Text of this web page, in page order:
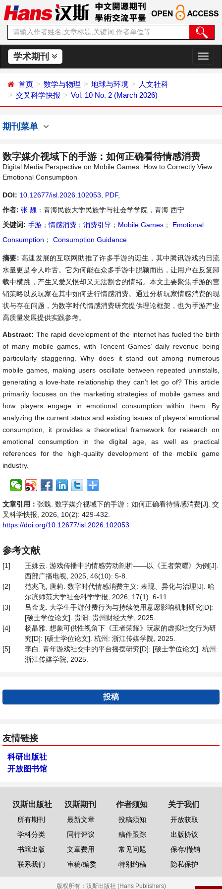
学术期刊
切
换
首页 数学与物理 地球与环境
人文社科
交叉科学快报
Vol. 10 No. 2 (March 2026)
期刊菜单
数字媒介视域下的手游：如何正确看待情感消费
Digital Media Perspective on Mobile Games: How to Correctly View
Emotional Consumption
DOI: 10.12677/isl.2026.102053 PDF,
作者: 张 魏 ：青海民族大学民族学与社会学学院，青海 西宁
关键词: 手游 ；情感消费 ； 消费引导 ； Mobile Games ；
Emotional
Consumption ； Consumption Guidance
摘要: 高速发展的互联网助推了许多手游的诞生，其中腾讯游戏的日流
水量更是令人咋舌。它为何能在众多手游中脱颖而出，让用户在反复卸
载中横跳，产生又爱又恨却又无法割舍的情绪。本文主要聚焦手游的营
销策略以及玩家在其中如何进行情感消费。通过分析玩家情感消费的现
状与存在问题，为数字时代情感消费研究提供理论框架，也为手游产业
高质量发展提供实践参考。
Abstract: The rapid development of the internet has fueled the birth
of many mobile games, with Tencent Games’ daily revenue being
particularly staggering. Why does it stand out among numerous
mobile games, making users oscillate between repeated uninstalls,
generating a love-hate relationship they can’t let go of? This article
primarily focuses on the marketing strategies of mobile games and
how players engage in emotional consumption within them. By
analyzing the current status and existing issues of players’ emotional
consumption, it provides a theoretical framework for research on
emotional consumption in the digital age, as well as practical
references for the high-quality development of the mobile game
industry.
文章引用： 张魏. 数字媒介视域下的手游：如何正确看待情感消费[J]. 交
叉科学快报, 2026, 10(2): 429-432.
https://doi.org/10.12677/isl.2026.102053
参考文献
[1]
王姝云. 游戏传播中的情感劳动剖析——以《王者荣耀》为例[J].
西部广播电视, 2025, 46(10): 5-8.
[2]
范兆飞, 唐莉. 数字时代情感消费主义: 表现、异化与治理[J]. 哈
尔滨师范大学社会科学学报, 2026, 17(1): 6-11.
[3]
吕金龙. 大学生手游付费行为与持续使用意愿影响机制研究[D]:
[硕士学位论文]. 贵阳: 贵州财经大学, 2025.
[4]
杨晶雅. 想象可供性视角下《王者荣耀》玩家的虚拟社交行为研
究[D]: [硕士学位论文]. 杭州: 浙江传媒学院, 2025.
[5]
李白. 青年游戏社交中的平台摇摆研究[D]: [硕士学位论文]. 杭州:
浙江传媒学院, 2025.
投稿
友情链接
科研出版社
开放图书馆
汉斯出版社
所有期刊
学科分类
书籍出版
联系我们
汉斯期刊
最新文章
同行评议
文章费用
审稿/编委
作者须知
投稿须知
稿件跟踪
常见问题
特别约稿
关于我们
开放获取
出版协议
保存/撤销
隐私保护
版权所有： 汉斯出版社 (Hans Publishers)